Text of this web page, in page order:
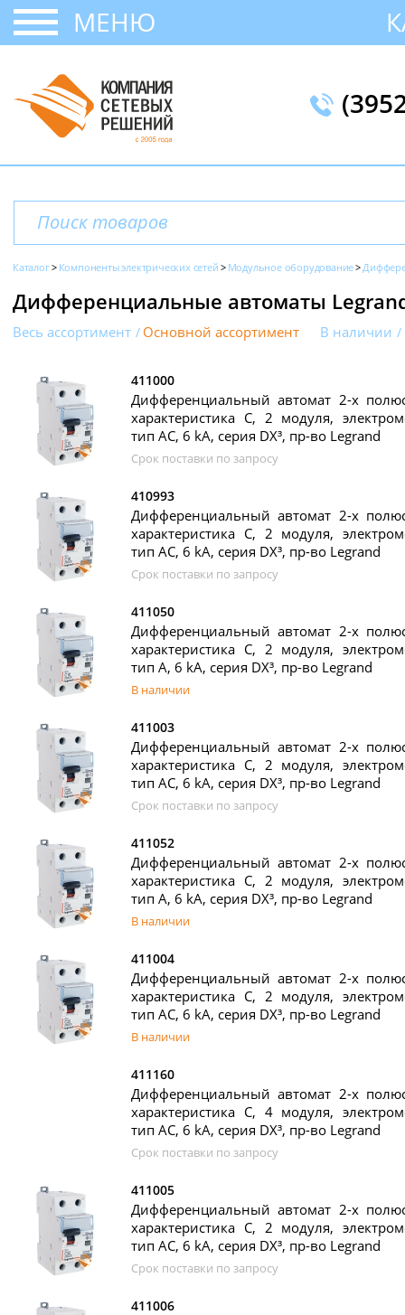
МЕНЮ
Каталог Компоненты электрических сетей Модульное оборудование
Дифференциальные автоматы
Весь ассортимент Основной ассортимент В наличии
411000
Дифференциальный автомат 2-х
характеристика C, 2 модуля,
тип AC, 6 kA, серия DX³, пр-во Legrand
Срок поставки по запросу
410993
Дифференциальный автомат 2-х
характеристика C, 2 модуля,
тип AC, 6 kA, серия DX³, пр-во Legrand
Срок поставки по запросу
411050
Дифференциальный автомат 2-х
характеристика C, 2 модуля,
тип A, 6 kA, серия DX³, пр-во Legrand
В наличии
411003
Дифференциальный автомат 2-х
характеристика C, 2 модуля,
тип AC, 6 kA, серия DX³, пр-во Legrand
Срок поставки по запросу
411052
Дифференциальный автомат 2-х
характеристика C, 2 модуля,
тип A, 6 kA, серия DX³, пр-во Legrand
В наличии
411004
Дифференциальный автомат 2-х
характеристика C, 2 модуля,
тип AC, 6 kA, серия DX³, пр-во Legrand
В наличии
411160
Дифференциальный автомат 2-х
характеристика C, 4 модуля,
тип AC, 6 kA, серия DX³, пр-во Legrand
Срок поставки по запросу
411005
Дифференциальный автомат 2-х
характеристика C, 2 модуля,
тип AC, 6 kA, серия DX³, пр-во Legrand
Срок поставки по запросу
411006